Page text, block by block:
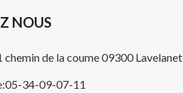
NOUS
chemin de la coume 09300 Lavelanet
34-09-07-11